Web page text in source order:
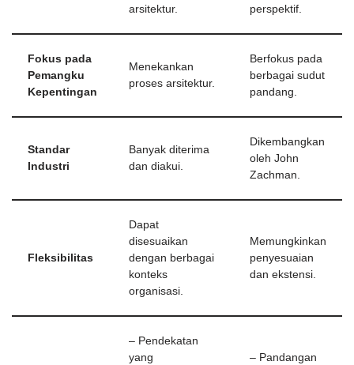
arsitektur.
perspektif.
Fokus pada
Pemangku
Kepentingan
Menekankan
proses arsitektur.
Berfokus pada
berbagai sudut
pandang.
Standar
Industri
Banyak diterima
dan diakui.
Dikembangkan
oleh John
Zachman.
Fleksibilitas
Dapat
disesuaikan
dengan berbagai
konteks
organisasi.
Memungkinkan
penyesuaian
dan ekstensi.
– Pendekatan
yang
– Pandangan